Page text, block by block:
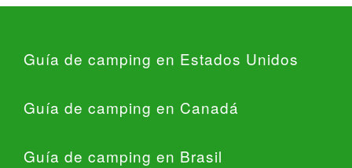
Guía de camping en Estados Unidos
Guía de camping en Canadá
Guía de camping en Brasil